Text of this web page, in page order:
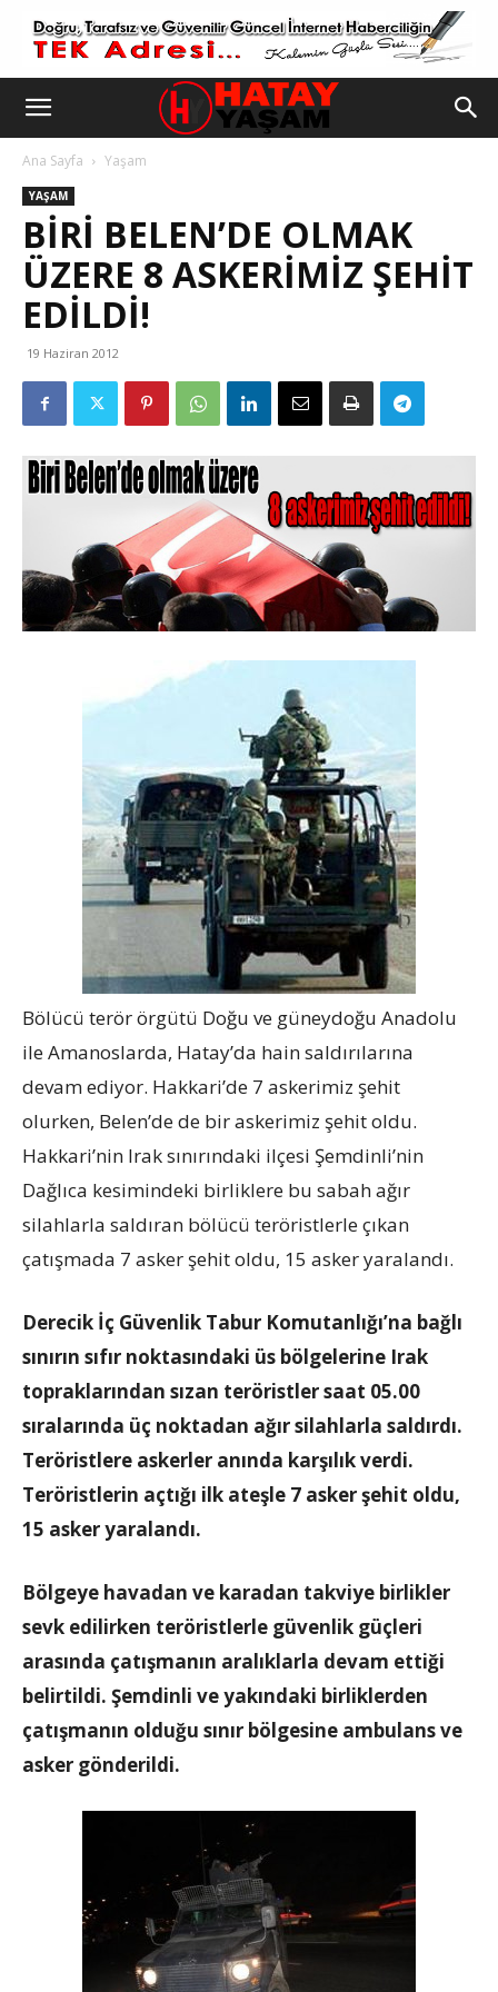
Ana Sayfa Yaşam
YAŞAM
BIRI BELEN’DE OLMAK
ÜZERE 8 ASKERIMIZ ŞEHIT
EDILDI!
19 Haziran 2012
Bölücü terör örgütü Doğu ve güneydoğu Anadolu
ile Amanoslarda, Hatay’da hain saldırılarına
devam ediyor. Hakkari’de 7 askerimiz şehit
olurken, Belen’de de bir askerimiz şehit oldu.
Hakkari’nin Irak sınırındaki ilçesi Şemdinli’nin
Dağlıca kesimindeki birliklere bu sabah ağır
silahlarla saldıran bölücü teröristlerle çıkan
çatışmada 7 asker şehit oldu, 15 asker yaralandı.
Derecik İç Güvenlik Tabur Komutanlığı’na bağlı
sınırın sıfır noktasındaki üs bölgelerine Irak
topraklarından sızan teröristler saat 05.00
sıralarında üç noktadan ağır silahlarla saldırdı.
Teröristlere askerler anında karşılık verdi.
Teröristlerin açtığı ilk ateşle 7 asker şehit oldu,
15 asker yaralandı.
Bölgeye havadan ve karadan takviye birlikler
sevk edilirken teröristlerle güvenlik güçleri
arasında çatışmanın aralıklarla devam ettiği
belirtildi. Şemdinli ve yakındaki birliklerden
çatışmanın olduğu sınır bölgesine ambulans ve
asker gönderildi.